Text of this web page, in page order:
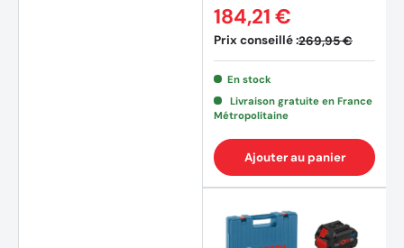
Prix conseillé :269,95 €
184,21 €
En stock
Livraison gratuite en France
Métropolitaine
Ajouter au panier